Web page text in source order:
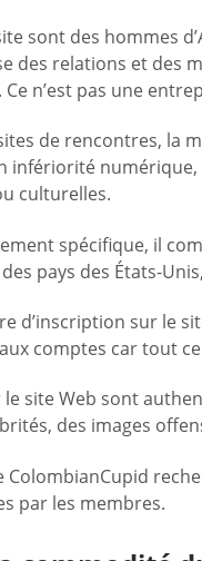
sont des hommes
des relations et des
n’est pas une
de rencontres, la
numérique,
culturelles.
spécifique, il
pays des États-
d’inscription sur le
comptes car tout
site Web sont
des images
ColombianCupid
par les membres.